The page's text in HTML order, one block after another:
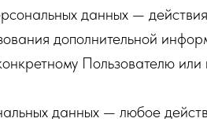
данных —
дополнительной
Пользователю или
данных — любое